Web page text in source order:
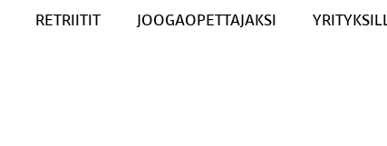
RETRIITIT JOOGAOPETTAJAKSI